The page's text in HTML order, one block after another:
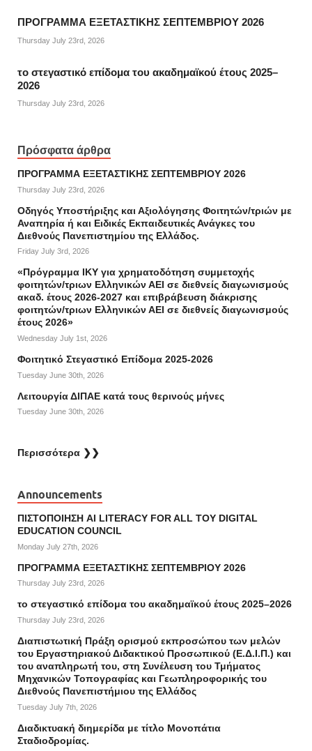
ΠΡΟΓΡΑΜΜΑ ΕΞΕΤΑΣΤΙΚΗΣ ΣΕΠΤΕΜΒΡΙΟΥ 2026
Thursday July 23rd, 2026
το στεγαστικό επίδομα του ακαδημαϊκού έτους 2025–
2026
Thursday July 23rd, 2026
Πρόσφατα άρθρα
ΠΡΟΓΡΑΜΜΑ ΕΞΕΤΑΣΤΙΚΗΣ ΣΕΠΤΕΜΒΡΙΟΥ 2026
Thursday July 23rd, 2026
Οδηγός Υποστήριξης και Αξιολόγησης Φοιτητών/τριών με
Αναπηρία ή και Ειδικές Εκπαιδευτικές Ανάγκες του
Διεθνούς Πανεπιστημίου της Ελλάδος.
Friday July 3rd, 2026
«Πρόγραμμα ΙΚΥ για χρηματοδότηση συμμετοχής
φοιτητών/τριων Ελληνικών ΑΕΙ σε διεθνείς διαγωνισμούς
ακαδ. έτους 2026-2027 και επιβράβευση διάκρισης
φοιτητών/τριων Ελληνικών ΑΕΙ σε διεθνείς διαγωνισμούς
έτους 2026»
Wednesday July 1st, 2026
Φοιτητικό Στεγαστικό Επίδομα 2025-2026
Tuesday June 30th, 2026
Λειτουργία ΔΙΠΑΕ κατά τους θερινούς μήνες
Tuesday June 30th, 2026
Περισσότερα ❯❯
Announcements
ΠΙΣΤΟΠΟΙΗΣΗ AI LITERACY FOR ALL ΤΟΥ DIGITAL
EDUCATION COUNCIL
Monday July 27th, 2026
ΠΡΟΓΡΑΜΜΑ ΕΞΕΤΑΣΤΙΚΗΣ ΣΕΠΤΕΜΒΡΙΟΥ 2026
Thursday July 23rd, 2026
το στεγαστικό επίδομα του ακαδημαϊκού έτους 2025–2026
Thursday July 23rd, 2026
Διαπιστωτική Πράξη ορισμού εκπροσώπου των μελών
του Εργαστηριακού Διδακτικού Προσωπικού (Ε.Δ.Ι.Π.) και
του αναπληρωτή του, στη Συνέλευση του Τμήματος
Μηχανικών Τοπογραφίας και Γεωπληροφορικής του
Διεθνούς Πανεπιστήμιου της Ελλάδος
Tuesday July 7th, 2026
Διαδικτυακή διημερίδα με τίτλο Μονοπάτια
Σταδιοδρομίας.